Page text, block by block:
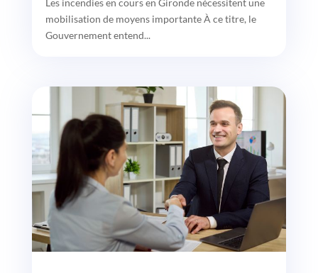
Les incendies en cours en Gironde nécessitent une
mobilisation de moyens importante À ce titre, le
Gouvernement entend...